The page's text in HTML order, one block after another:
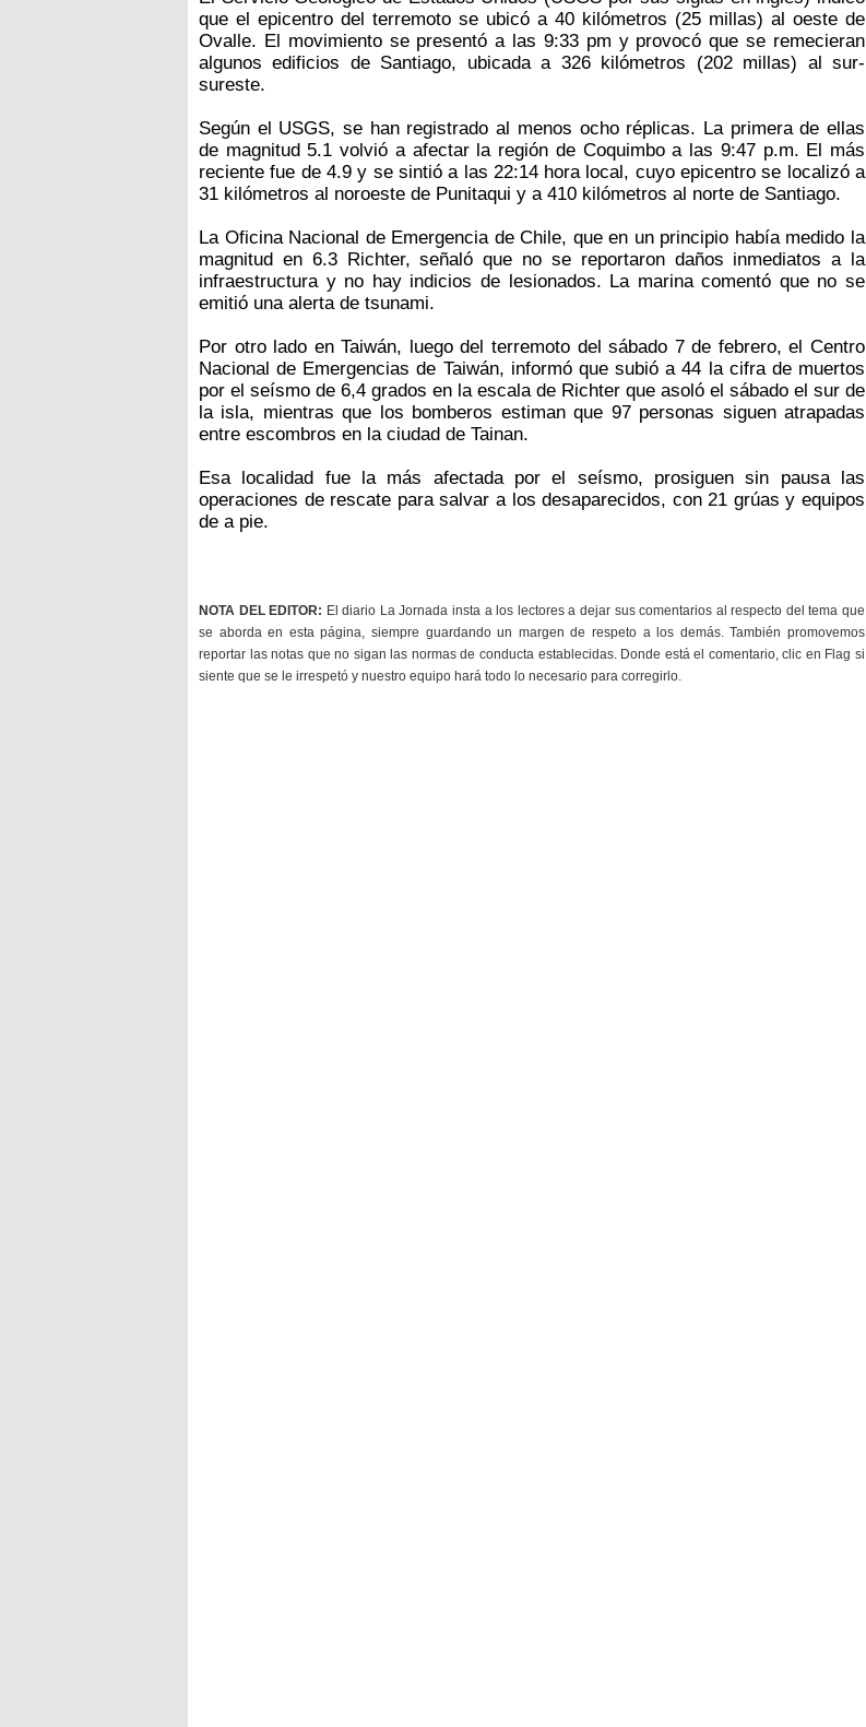
que el epicentro del terremoto se ubicó a 40 kilómetros (25 millas) al oeste de
Ovalle. El movimiento se presentó a las 9:33 pm y provocó que se remecieran
algunos edificios de Santiago, ubicada a 326 kilómetros (202 millas) al sur-
sureste.
Según el USGS, se han registrado al menos ocho réplicas. La primera de ellas
de magnitud 5.1 volvió a afectar la región de Coquimbo a las 9:47 p.m. El más
reciente fue de 4.9 y se sintió a las 22:14 hora local, cuyo epicentro se localizó a
31 kilómetros al noroeste de Punitaqui y a 410 kilómetros al norte de Santiago.
La Oficina Nacional de Emergencia de Chile, que en un principio había medido la
magnitud en 6.3 Richter, señaló que no se reportaron daños inmediatos a la
infraestructura y no hay indicios de lesionados. La marina comentó que no se
emitió una alerta de tsunami.
Por otro lado en Taiwán, luego del terremoto del sábado 7 de febrero, el Centro
Nacional de Emergencias de Taiwán, informó que subió a 44 la cifra de muertos
por el seísmo de 6,4 grados en la escala de Richter que asoló el sábado el sur de
la isla, mientras que los bomberos estiman que 97 personas siguen atrapadas
entre escombros en la ciudad de Tainan.
Esa localidad fue la más afectada por el seísmo, prosiguen sin pausa las
operaciones de rescate para salvar a los desaparecidos, con 21 grúas y equipos
de a pie.
NOTA DEL EDITOR: El diario La Jornada insta a los lectores a dejar sus comentarios al respecto del tema que
se aborda en esta página, siempre guardando un margen de respeto a los demás. También promovemos
reportar las notas que no sigan las normas de conducta establecidas. Donde está el comentario, clic en Flag si
siente que se le irrespetó y nuestro equipo hará todo lo necesario para corregirlo.